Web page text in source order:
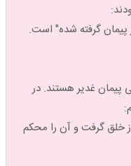
میشه .
بدون وضو هست
، و مظلومیت امام
پیمان گرفته شده" است.
پیمان غدیر هستند. در
خلق گرفت و آن را محكم